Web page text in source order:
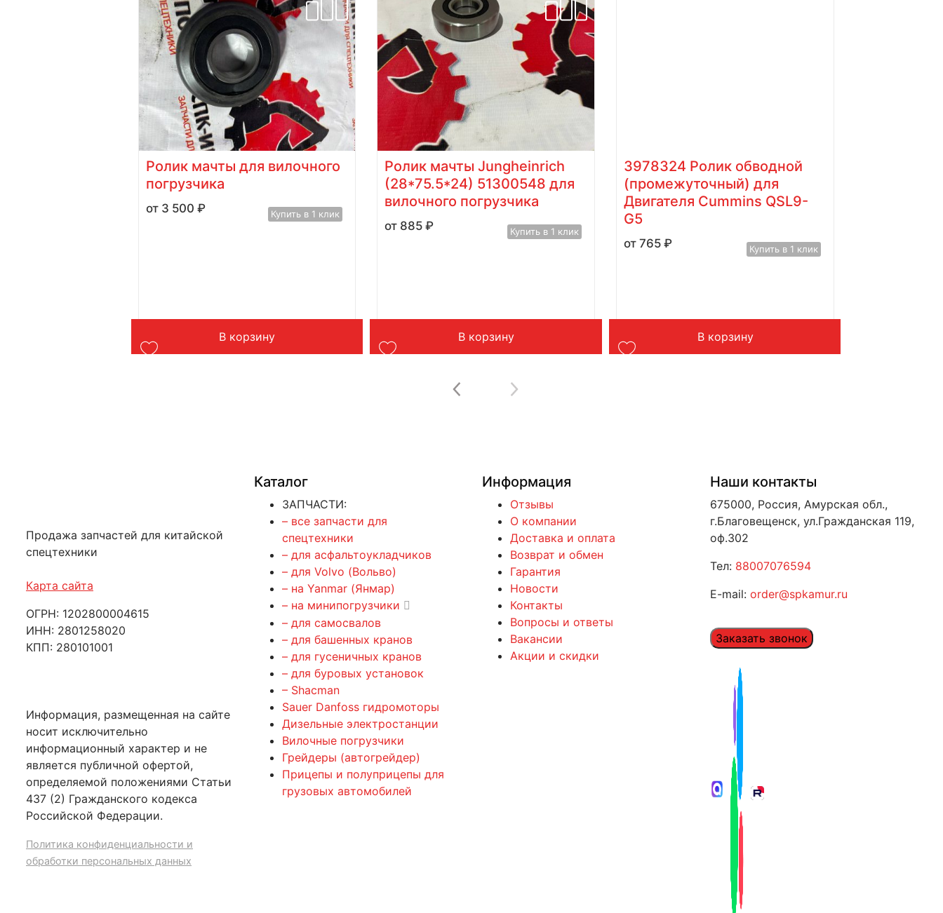
Ролик мачты для вилочного
погрузчика
3 500 ₽ Купить в 1 клик
В корзину
Ролик мачты Jungheinrich
(28*75.5*24) 51300548 для
вилочного погрузчика
885₽ Купить в 1 клик
В корзину
3978324 Ролик обводной
(промежуточный) для
Двигателя Cummins QSL9-
G5
765₽ Купить в 1 клик
В корзину
Продажа запчастей для китайской
спецтехники
Карта сайта
ОГРН: 1202800004615
ИНН: 2801258020
КПП: 280101001
Информация, размещенная на сайте
носит исключительно
информационный характер и не
является публичной офертой,
определяемой положениями Статьи
437 (2) Гражданского кодекса
Российской Федерации.
Политика конфиденциальности и
обработки персональных данных
Каталог
ЗАПЧАСТИ:
– все запчасти для
спецтехники
– для асфальтоукладчиков
– для Volvo (Вольво)
– на Yanmar (Янмар)
– на минипогрузчики
– для самосвалов
– для башенных кранов
– для гусеничных кранов
– для буровых установок
– Shacman
Sauer Danfoss гидромоторы
Дизельные электростанции
Вилочные погрузчики
Грейдеры (автогрейдер)
Прицепы и полуприцепы для
грузовых автомобилей
Информация
Отзывы
О компании
Доставка и оплата
Возврат и обмен
Гарантия
Новости
Контакты
Вопросы и ответы
Вакансии
Акции и скидки
Наши контакты
675000, Россия, Амурская обл.,
г.Благовещенск, ул.Гражданская 119,
оф.302
Тел: 88007076594
E-mail: order@spkamur.ru
Заказать звонок